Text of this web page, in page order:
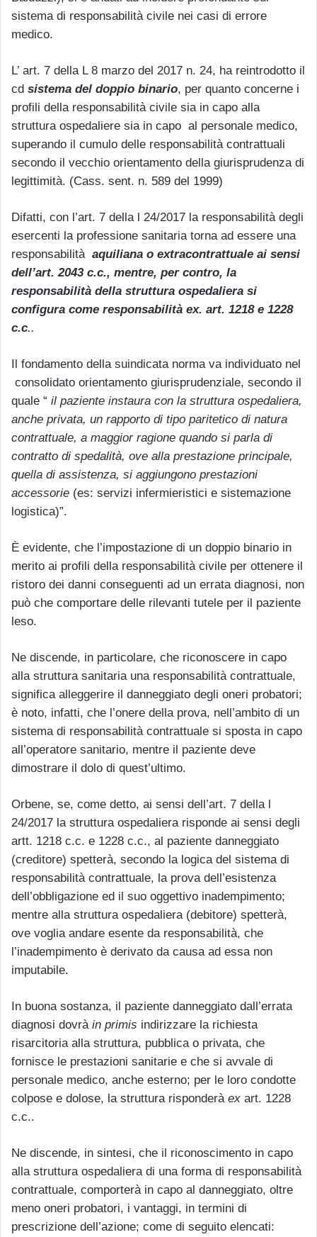
sistema di responsabilità civile nei casi di errore
medico.
L’ art. 7 della L 8 marzo del 2017 n. 24, ha reintrodotto il
cd sistema del doppio binario, per quanto concerne i
profili della responsabilità civile sia in capo alla
struttura ospedaliere sia in capo al personale medico,
superando il cumulo delle responsabilità contrattuali
secondo il vecchio orientamento della giurisprudenza di
legittimità. (Cass. sent. n. 589 del 1999)
Difatti, con l’art. 7 della l 24/2017 la responsabilità degli
esercenti la professione sanitaria torna ad essere una
responsabilità aquiliana o extracontrattuale ai sensi
dell’art. 2043 c.c., mentre, per contro, la
responsabilità della struttura ospedaliera si
configura come responsabilità ex. art. 1218 e 1228
c.c..
Il fondamento della suindicata norma va individuato nel
consolidato orientamento giurisprudenziale, secondo il
quale “ il paziente instaura con la struttura ospedaliera,
anche privata, un rapporto di tipo paritetico di natura
contrattuale, a maggior ragione quando si parla di
contratto di spedalità, ove alla prestazione principale,
quella di assistenza, si aggiungono prestazioni
accessorie (es: servizi infermieristici e sistemazione
logistica)”.
È evidente, che l’impostazione di un doppio binario in
merito ai profili della responsabilità civile per ottenere il
ristoro dei danni conseguenti ad un errata diagnosi, non
può che comportare delle rilevanti tutele per il paziente
leso.
Ne discende, in particolare, che riconoscere in capo
alla struttura sanitaria una responsabilità contrattuale,
significa alleggerire il danneggiato degli oneri probatori;
è noto, infatti, che l’onere della prova, nell’ambito di un
sistema di responsabilità contrattuale si sposta in capo
all’operatore sanitario, mentre il paziente deve
dimostrare il dolo di quest’ultimo.
Orbene, se, come detto, ai sensi dell’art. 7 della l
24/2017 la struttura ospedaliera risponde ai sensi degli
artt. 1218 c.c. e 1228 c.c., al paziente danneggiato
(creditore) spetterà, secondo la logica del sistema di
responsabilità contrattuale, la prova dell’esistenza
dell’obbligazione ed il suo oggettivo inadempimento;
mentre alla struttura ospedaliera (debitore) spetterà,
ove voglia andare esente da responsabilità, che
l’inadempimento è derivato da causa ad essa non
imputabile.
In buona sostanza, il paziente danneggiato dall’errata
diagnosi dovrà in primis indirizzare la richiesta
risarcitoria alla struttura, pubblica o privata, che
fornisce le prestazioni sanitarie e che si avvale di
personale medico, anche esterno; per le loro condotte
colpose e dolose, la struttura risponderà ex art. 1228
c.c..
Ne discende, in sintesi, che il riconoscimento in capo
alla struttura ospedaliera di una forma di responsabilità
contrattuale, comporterà in capo al danneggiato, oltre
meno oneri probatori, i vantaggi, in termini di
prescrizione dell’azione; come di seguito elencati: